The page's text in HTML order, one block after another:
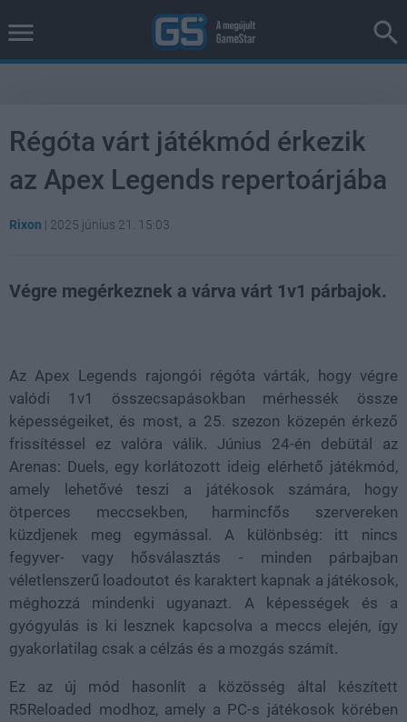
Régóta várt játékmód érkezik
az Apex Legends repertoárjába
Rixon | 2025 június 21. 15:03
Végre megérkeznek a várva várt 1v1 párbajok.
Az Apex Legends rajongói régóta várták, hogy végre
valódi 1v1 összecsapásokban mérhessék össze
képességeiket, és most, a 25. szezon közepén érkező
frissítéssel ez valóra válik. Június 24-én debütál az
Arenas: Duels, egy korlátozott ideig elérhető játékmód,
amely lehetővé teszi a játékosok számára, hogy
ötperces meccsekben, harmincfős szervereken
küzdjenek meg egymással. A különbség: itt nincs
fegyver- vagy hősválasztás - minden párbajban
véletlenszerű loadoutot és karaktert kapnak a játékosok,
méghozzá mindenki ugyanazt. A képességek és a
gyógyulás is ki lesznek kapcsolva a meccs elején, így
gyakorlatilag csak a célzás és a mozgás számít.
Ez az új mód hasonlít a közösség által készített
R5Reloaded modhoz, amely a PC-s játékosok körében